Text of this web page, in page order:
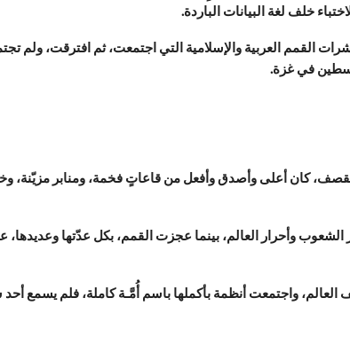
خلف لغة البيانات الباردة.
القمم العربية والإسلامية التي اجتمعت، ثم افترقت، ولم
في غزة.
كان أعلى وأصدق وأفعل من قاعاتٍ فخمة، ومنابر مزيّنة،
وأحرار العالم، بينما عجزت القمم، بكل عدّتها وعديدها،
واجتمعت أنظمة بأكملها باسم أُمَّـة كاملة، فلم يسمع